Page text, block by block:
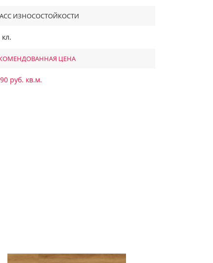
ИЗНОСОСТОЙКОСТИ
ЦЕНА
руб. кв.м.